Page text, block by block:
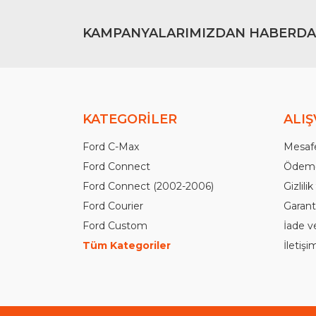
KAMPANYALARIMIZDAN
KATEGORİLER
Ford C-Max
Ford Connect
Ford Connect (2002-2006)
Ford Courier
Ford Custom
Tüm Kategoriler
İade